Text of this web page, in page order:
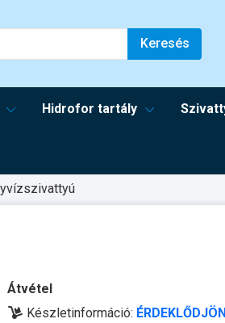
Keresés
Hidrofor tartály
Átvétel
Készletinformáció: